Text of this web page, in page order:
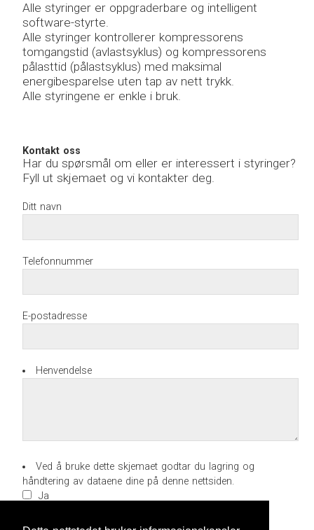
Alle styringer er oppgraderbare og intelligent
software-styrte.
Alle styringer kontrollerer kompressorens
tomgangstid (avlastsyklus) og kompressorens
pålasttid (pålastsyklus) med maksimal
energibesparelse uten tap av nett trykk.
Alle styringene er enkle i bruk.
Kontakt oss
Har du spørsmål om eller er interessert i styringer?
Fyll ut skjemaet og vi kontakter deg.
Ditt navn
Telefonnummer
E-postadresse
Henvendelse
Ved å bruke dette skjemaet godtar du lagring og
håndtering av dataene dine på denne nettsiden.
Ja